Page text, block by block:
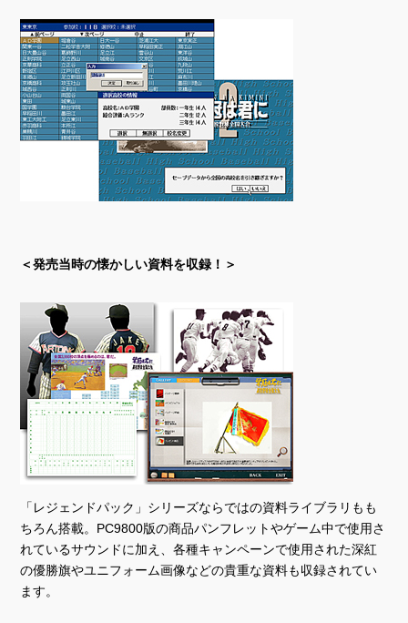
＜発売当時の懐かしい資料を収録！＞
「レジェンドパック」シリーズならではの資料ライブラリもも
ちろん搭載。PC9800版の商品パンフレットやゲーム中で使用さ
れているサウンドに加え、各種キャンペーンで使用された深紅
の優勝旗やユニフォーム画像などの貴重な資料も収録されてい
ます。